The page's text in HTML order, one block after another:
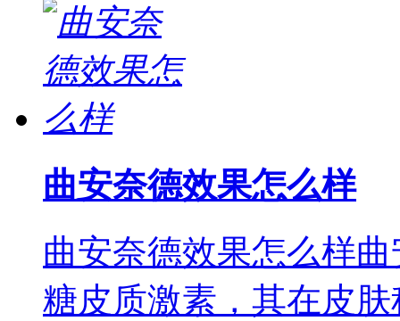
曲安奈德效果怎么样
曲安奈德效果怎么样
糖皮质激素，其在皮